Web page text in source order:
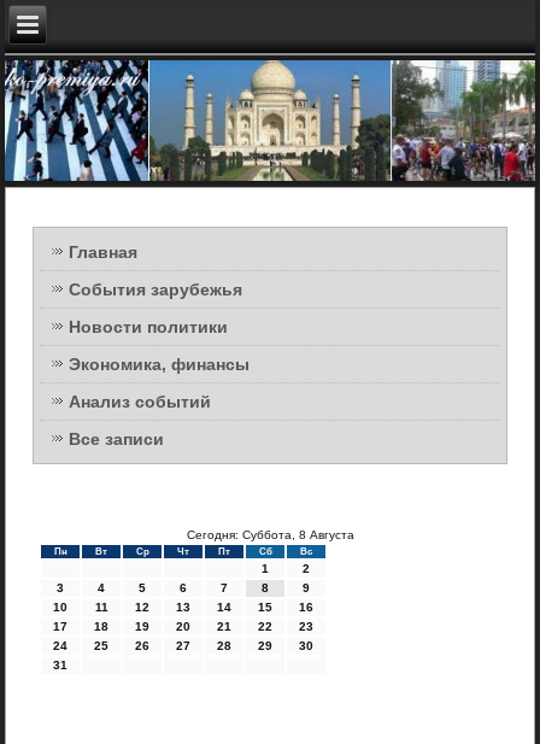
Главная
События зарубежья
Новости политики
Экономика, финансы
Анализ событий
Все записи
Сегодня: Суббота, 8 Августа
Пн Вт Ср Чт Пт Сб Вс
1
2
3
4 5 6 7 8
9
10
11 12 13 14 15
16
17
18 19 20 21 22
23
24
25 26 27 28 29
30
31